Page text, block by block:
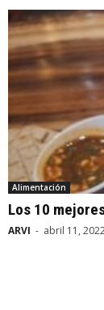
Alimentación
Los 10
ARVI - abril 11,